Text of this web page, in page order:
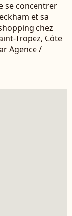
se concentrer
et sa
chez
Tropez, Côte
Agence /